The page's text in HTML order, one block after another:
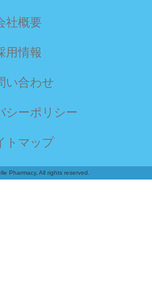
社概要
用情報
い合わせ
シーポリシー
トマップ
Pharmacy, All rights reserved.